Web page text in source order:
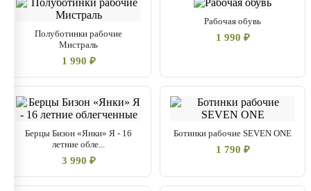
Полуботинки рабочие
Мистраль
1 990 ₽
Рабочая обувь
1 990 ₽
Берцы Бизон «Янки» Я - 16
летние обле...
3 990 ₽
Ботинки рабочие SEVEN ONE
1 790 ₽